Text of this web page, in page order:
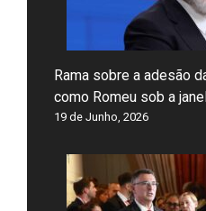
Rama sobre a adesão
como Romeu sob a
19 de Junho, 2026